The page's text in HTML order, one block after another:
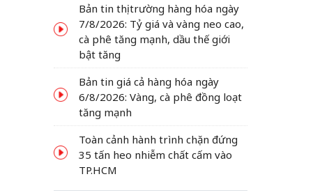
Bản tin thị trường hàng hóa ngày
7/8/2026: Tỷ giá và vàng neo cao,
cà phê tăng mạnh, dầu thế giới
bật tăng
Bản tin giá cả hàng hóa ngày
6/8/2026: Vàng, cà phê đồng loạt
tăng mạnh
Toàn cảnh hành trình chặn đứng
35 tấn heo nhiễm chất cấm vào
TP.HCM